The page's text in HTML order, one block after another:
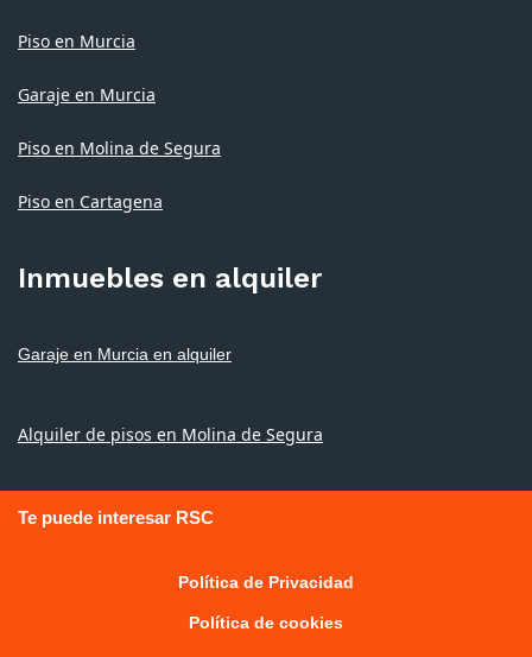
Piso en Murcia
Garaje en Murcia
Piso en Molina de Segura
Piso en Cartagena
Inmuebles en alquiler
Garaje en Murcia en alquiler
Alquiler de pisos en Molina de Segura
Te puede interesar RSC
Política de Privacidad
Política de cookies